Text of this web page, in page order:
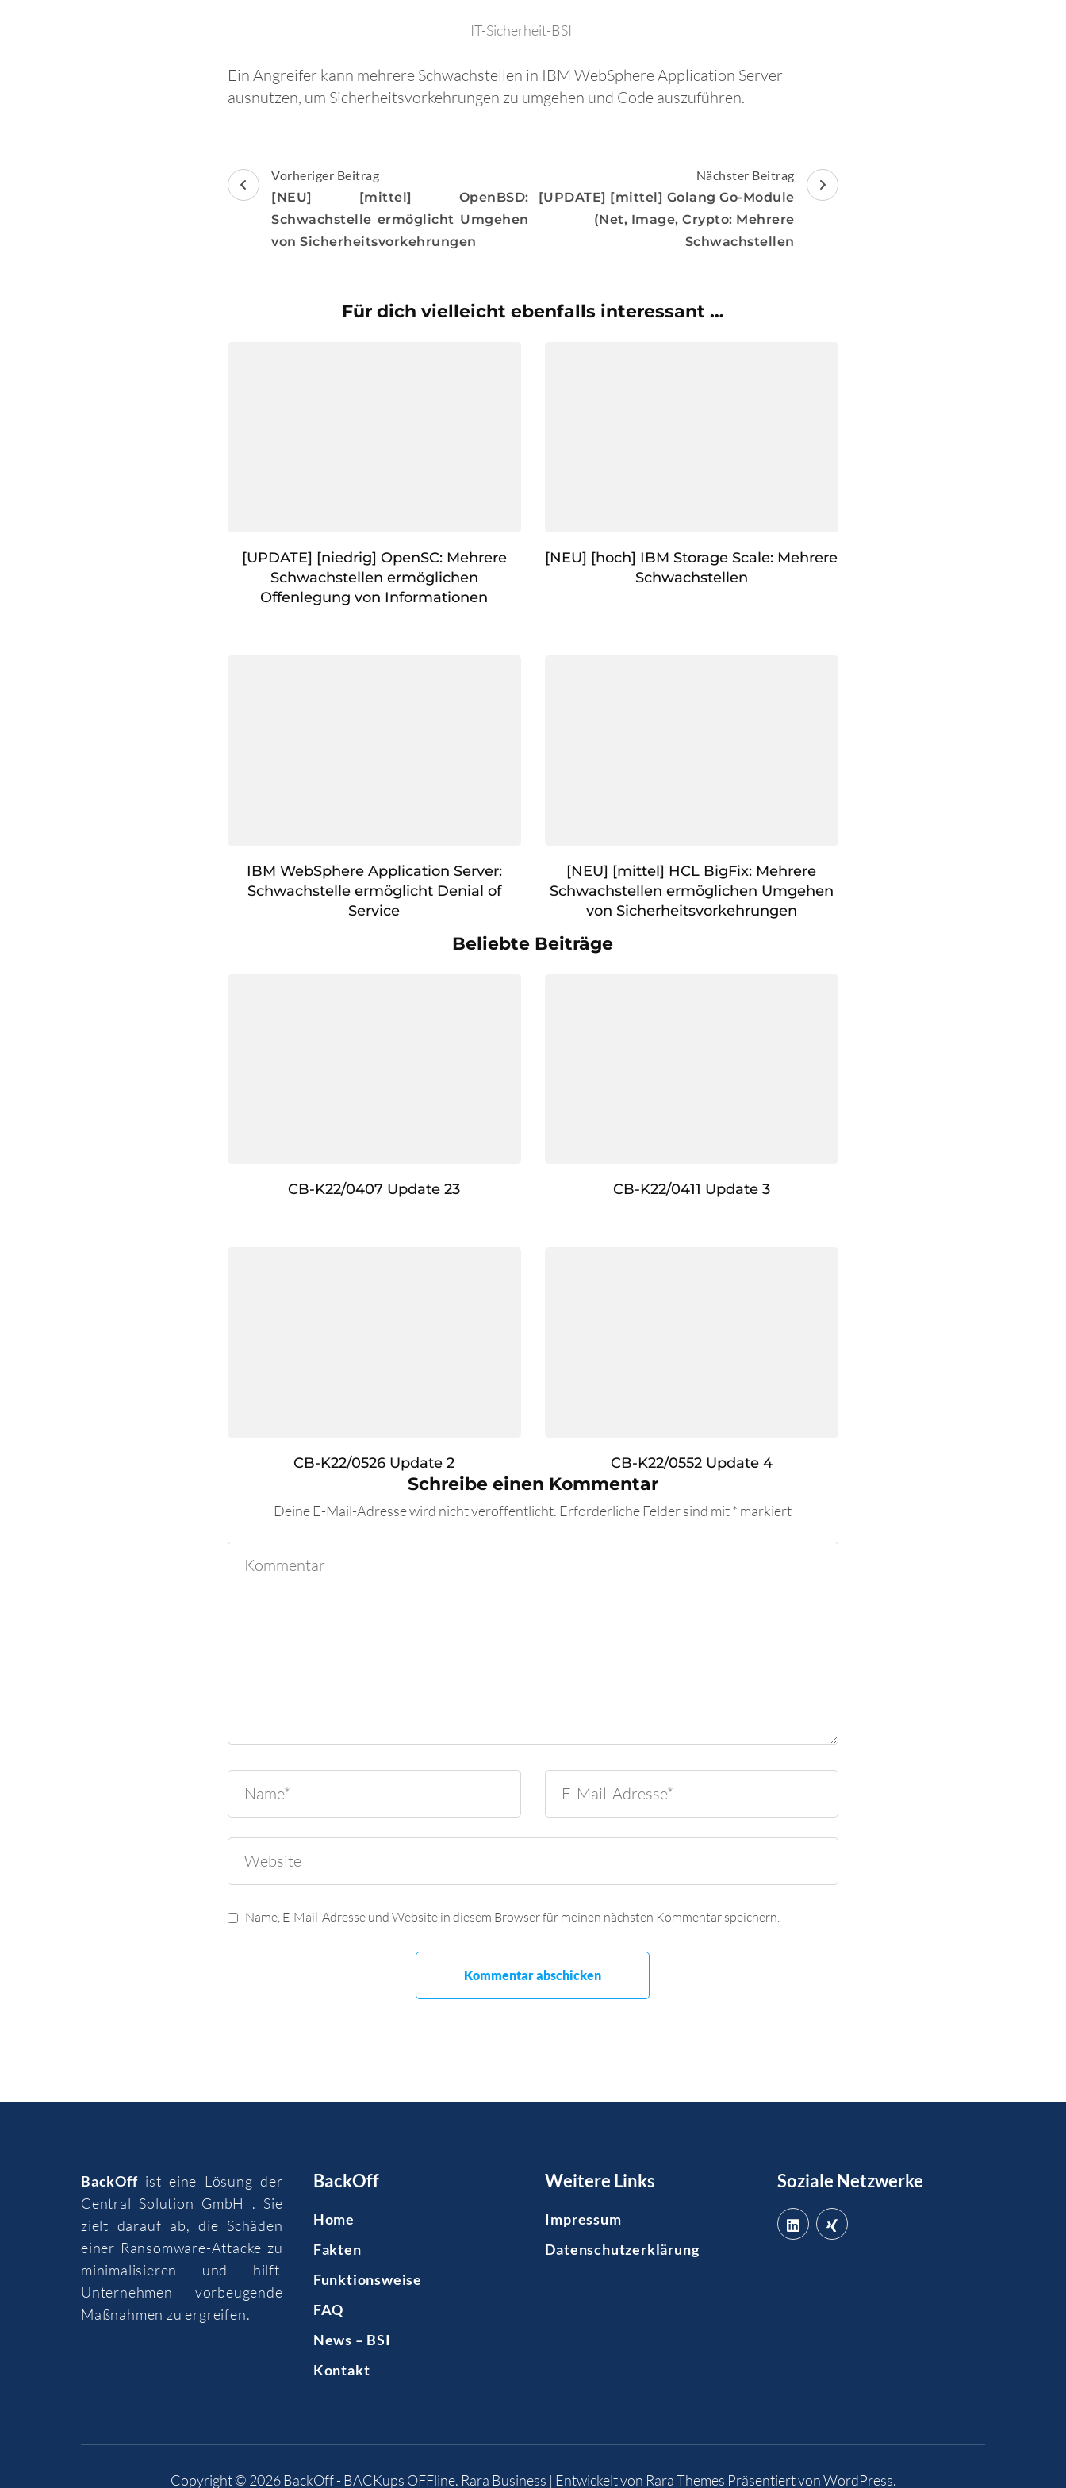
IT-Sicherheit-BSI
Ein Angreifer kann mehrere Schwachstellen in IBM WebSphere Application Server
ausnutzen, um Sicherheitsvorkehrungen zu umgehen und Code auszuführen.
Beitragsnavigation
Vorheriger Beitrag
[NEU] [mittel] OpenBSD:
Schwachstelle ermöglicht Umgehen
von Sicherheitsvorkehrungen
Nächster Beitrag
[UPDATE] [mittel] Golang Go-Module
(Net, Image, Crypto: Mehrere
Schwachstellen
Für dich vielleicht ebenfalls interessant …
[UPDATE] [niedrig] OpenSC: Mehrere
Schwachstellen ermöglichen
Offenlegung von Informationen
[NEU] [hoch] IBM Storage Scale: Mehrere
Schwachstellen
IBM WebSphere Application Server:
Schwachstelle ermöglicht Denial of
Service
[NEU] [mittel] HCL BigFix: Mehrere
Schwachstellen ermöglichen Umgehen
von Sicherheitsvorkehrungen
Beliebte Beiträge
CB-K22/0407 Update 23 CB-K22/0411 Update 3
CB-K22/0526 Update 2 CB-K22/0552 Update 4
Schreibe einen Kommentar
Deine E-Mail-Adresse wird nicht veröffentlicht. Erforderliche Felder sind mit* markiert
Name, E-Mail-Adresse und Website in diesem Browser für meinen nächsten Kommentar speichern.
BackOffist eine Lösung der
Central Solution GmbH
. Sie
zielt darauf ab, die Schäden
einer Ransomware-Attacke zu
minimalisieren und hilft
Unternehmen vorbeugende
Maßnahmen zu ergreifen.
BackOff
Home
Fakten
Funktionsweise
FAQ
News – BSI
Kontakt
Weitere Links
Impressum
Datenschutzerklärung
Soziale Netzwerke
Copyright © 2026BackOff - BACKups OFFline. Rara Business | Entwickelt von Rara Themes Präsentiert vonWordPress.